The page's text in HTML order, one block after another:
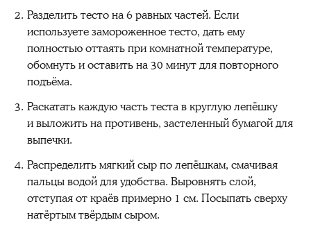
Разделить тесто на 6 равных частей. Если
используете замороженное тесто, дать ему
полностью оттаять при комнатной температуре,
обомнуть и оставить на 30 минут для повторного
подъёма.
Раскатать каждую часть теста в круглую лепёшку
и выложить на противень, застеленный бумагой для
выпечки.
Распределить мягкий сыр по лепёшкам, смачивая
пальцы водой для удобства. Выровнять слой,
отступая от краёв примерно 1 см. Посыпать сверху
натёртым твёрдым сыром.